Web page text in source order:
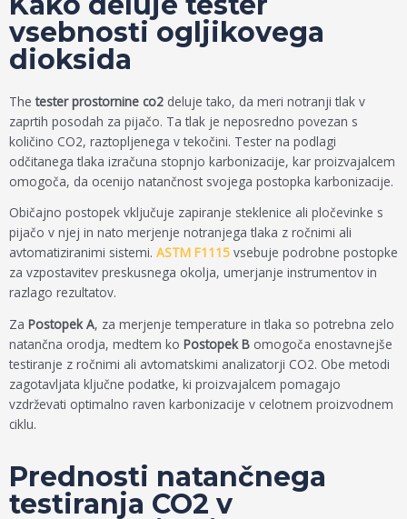
vsebnosti ogljikovega
dioksida
Thetester prostornine co2 deluje tako, da meri notranji tlak v
zaprtih posodah za pijačo. Ta tlak je neposredno povezan s
količino CO2, raztopljenega v tekočini. Tester na podlagi
odčitanega tlaka izračuna stopnjo karbonizacije, kar proizvajalcem
omogoča, da ocenijo natančnost svojega postopka karbonizacije.
Običajno postopek vključuje zapiranje steklenice ali pločevinke s
pijačo v njej in nato merjenje notranjega tlaka z ročnimi ali
avtomatiziranimi sistemi. ASTM F1115 vsebuje podrobne postopke
za vzpostavitev preskusnega okolja, umerjanje instrumentov in
razlago rezultatov.
Za Postopek A, za merjenje temperature in tlaka so potrebna zelo
natančna orodja, medtem ko Postopek B omogoča enostavnejše
testiranje z ročnimi ali avtomatskimi analizatorji CO2. Obe metodi
zagotavljata ključne podatke, ki proizvajalcem pomagajo
vzdrževati optimalno raven karbonizacije v celotnem proizvodnem
ciklu.
Prednosti natančnega
testiranja CO2 v